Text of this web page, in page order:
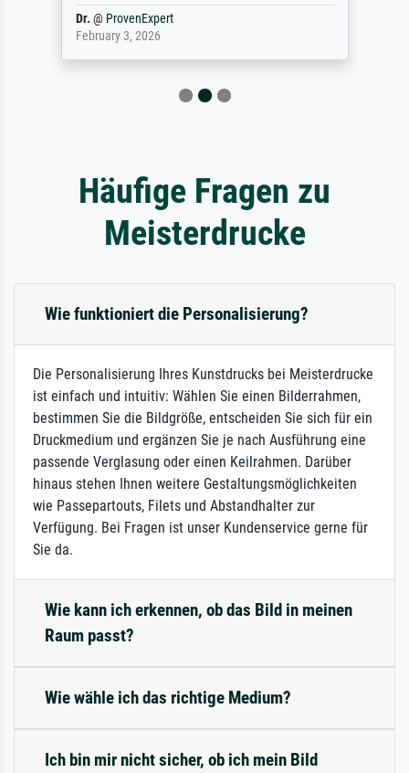
Dr. @ ProvenExpert
February 3, 2026
Häufige Fragen zu
Meisterdrucke
Wie funktioniert die Personalisierung?
Die Personalisierung Ihres Kunstdrucks bei Meisterdrucke
ist einfach und intuitiv: Wählen Sie einen Bilderrahmen,
bestimmen Sie die Bildgröße, entscheiden Sie sich für ein
Druckmedium und ergänzen Sie je nach Ausführung eine
passende Verglasung oder einen Keilrahmen. Darüber
hinaus stehen Ihnen weitere Gestaltungsmöglichkeiten
wie Passepartouts, Filets und Abstandhalter zur
Verfügung. Bei Fragen ist unser Kundenservice gerne für
Sie da.
Wie kann ich erkennen, ob das Bild in meinen
Raum passt?
Wie wähle ich das richtige Medium?
Ich bin mir nicht sicher, ob ich mein Bild